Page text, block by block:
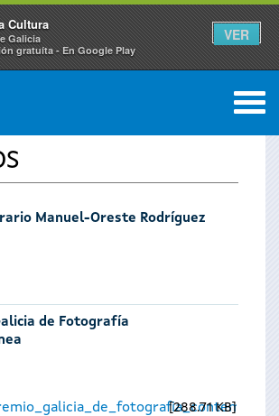
Cultura
Galicia
gratuíta - En Google Play
VER
0
Manuel-Oreste Rodríguez
de Fotografía
288.71 KB